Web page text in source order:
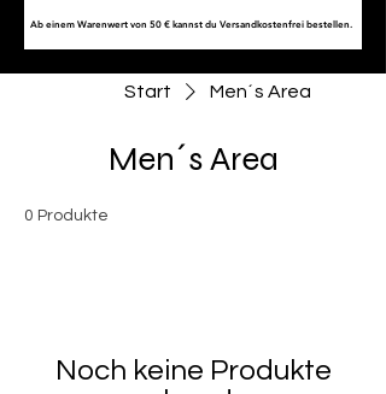
Ab einem Warenwert von 50 € kannst du Versandkostenfrei bestellen.
Start Men´s Area
Men´s Area
0 Produkte
Noch keine Produkte